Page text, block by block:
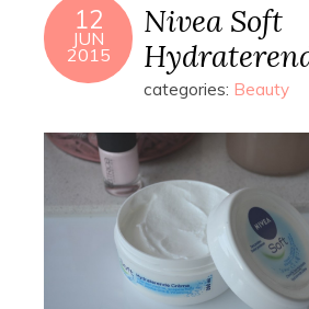
12
JUN
2015
Nivea Soft
categories: Beauty